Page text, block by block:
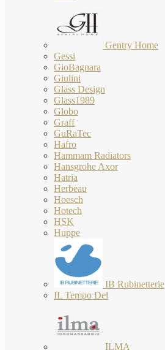
Gentry Home
Gessi
GioBagnara
Giulini
Glass Design
Glass1989
Globo
Graff
GuRaTec
Hafro
Hammam Radiators
Hansgrohe Axor
Hatria
Herbeau
Hoesch
Hotech
HSK
Huppe
IB Rubinetterie
IL Tempo Del
ILMA